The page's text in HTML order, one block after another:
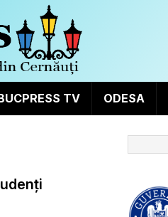
TV ODESA